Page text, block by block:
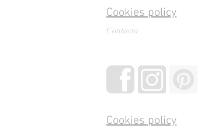
Cookies policy
Contacta
Cookies policy